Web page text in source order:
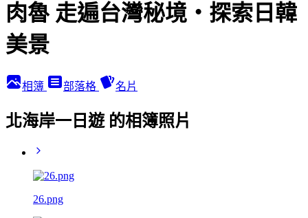
肉魯 走遍台灣秘境・探索日韓
美景
相簿 部落格 名片
北海岸一日遊 的相簿照片
26.png